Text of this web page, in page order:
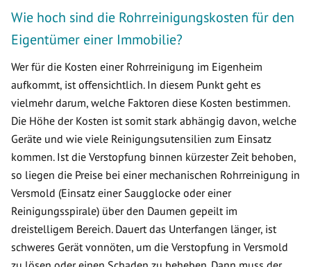
Wie hoch sind die Rohrreinigungskosten für den
Eigentümer einer Immobilie?
Wer für die Kosten einer Rohrreinigung im Eigenheim
aufkommt, ist offensichtlich. In diesem Punkt geht es
vielmehr darum, welche Faktoren diese Kosten bestimmen.
Die Höhe der Kosten ist somit stark abhängig davon, welche
Geräte und wie viele Reinigungsutensilien zum Einsatz
kommen. Ist die Verstopfung binnen kürzester Zeit behoben,
so liegen die Preise bei einer mechanischen Rohrreinigung in
Versmold (Einsatz einer Saugglocke oder einer
Reinigungsspirale) über den Daumen gepeilt im
dreistelligem Bereich. Dauert das Unterfangen länger, ist
schweres Gerät vonnöten, um die Verstopfung in Versmold